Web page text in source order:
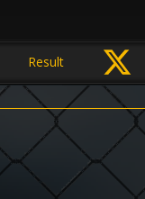
Result